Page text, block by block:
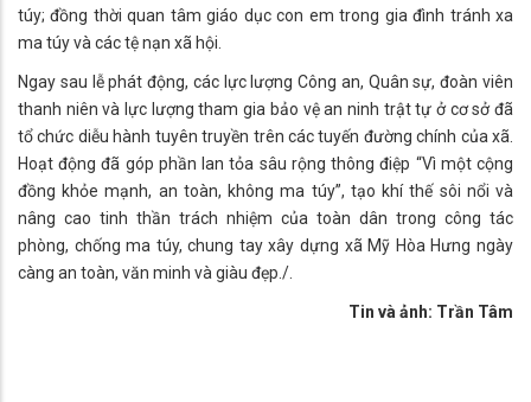
túy; đồng thời quan tâm giáo dục con em trong gia đình tránh xa
ma túy và các tệ nạn xã hội.
Ngay sau lễ phát động, các lực lượng Công an, Quân sự, đoàn viên
thanh niên và lực lượng tham gia bảo vệ an ninh trật tự ở cơ sở đã
tổ chức diễu hành tuyên truyền trên các tuyến đường chính của xã.
Hoạt động đã góp phần lan tỏa sâu rộng thông điệp “Vì một cộng
đồng khỏe mạnh, an toàn, không ma túy”, tạo khí thế sôi nổi và
nâng cao tinh thần trách nhiệm của toàn dân trong công tác
phòng, chống ma túy, chung tay xây dựng xã Mỹ Hòa Hưng ngày
càng an toàn, văn minh và giàu đẹp./.
Tin và ảnh: Trần Tâm